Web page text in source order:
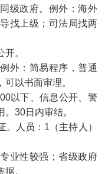
级政府。例外：海外
找上级；司法局找两
。
外：简易程序，普通
以书面审理。
以下、信息公开、警
30日内审结。
人员：1（主持人）
业性较强；省级政府
。